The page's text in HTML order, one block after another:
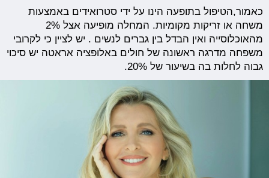
כאמור,הטיפול בתופעה הינו על ידי סטרואידים באמצעות
משחה או זריקות מקומיות. המחלה מופיעה אצל 2%
מהאוכלוסייה ואין הבדל בין גברים לנשים . יש לציין כי לקרובי
משפחה מדרגה ראשונה של חולים באלופציה אראטה יש סיכוי
גבוה לחלות בה בשיעור של 20%.